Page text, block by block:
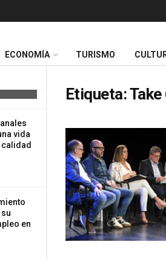
vida
en
ECONOMÍA TURISMO
Etiqueta:Take